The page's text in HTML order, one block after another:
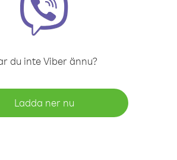
du inte Viber ännu?
Ladda ner nu